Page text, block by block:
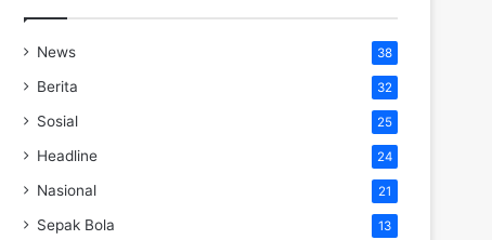
News 38
Berita 32
Sosial 25
Headline 24
Nasional 21
Sepak Bola 13